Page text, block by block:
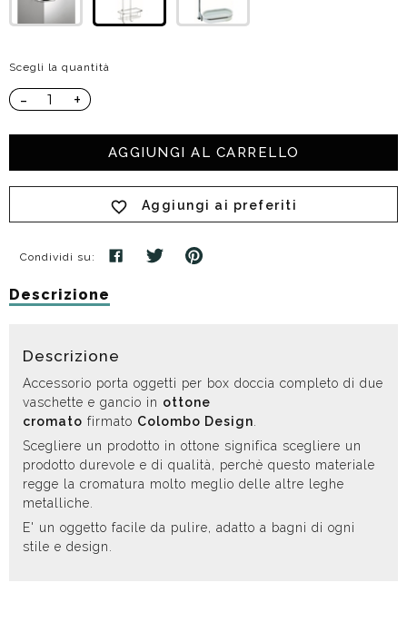
Scegli la quantità
- +
AGGIUNGI AL CARRELLO
Aggiungi ai preferiti
Condividi su:
Descrizione
Descrizione
Accessorio porta oggetti per box doccia completo di due
vaschette e gancio in ottone
cromato firmato Colombo Design
Scegliere un prodotto in ottone significa scegliere un
prodotto durevole e di qualità, perchè questo materiale
regge la cromatura molto meglio delle altre leghe
metalliche.
E' un oggetto facile da pulire, adatto a bagni di ogni
stile e design.